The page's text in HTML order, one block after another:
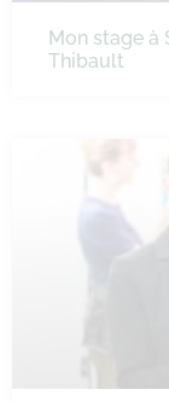
Mon stage à
Thibault